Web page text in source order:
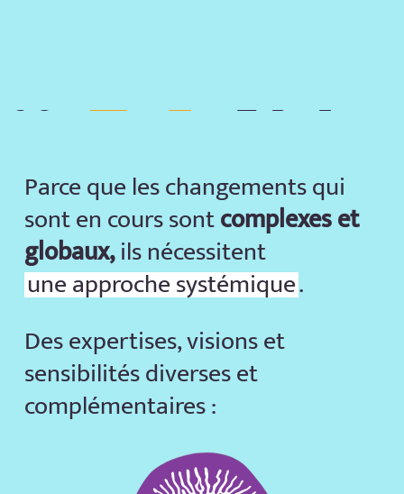
Parce que les changements qui
sont en cours sontcomplexes et
globaux,ils nécessitent
une approche systémique.
Des expertises, visions et
sensibilités diverses et
complémentaires :